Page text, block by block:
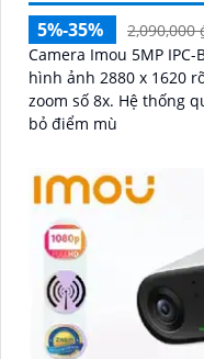
5%-35%
2,090,000
Camera Imou 5MP IPC-
hình ảnh 2880 x 1620
zoom số 8x. Hệ thống quay quét ngang 340° dọc 90° loại
bỏ điểm mù